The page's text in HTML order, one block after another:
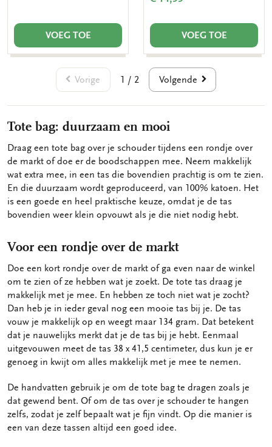
VOEG TOE VOEG TOE
Vorige 1 / 2 Volgende
Tote bag: duurzaam en mooi
Draag een tote bag over je schouder tijdens een rondje over
de markt of doe er de boodschappen mee. Neem makkelijk
wat extra mee, in een tas die bovendien prachtig is om te zien.
En die duurzaam wordt geproduceerd, van 100% katoen. Het
is een goede en heel praktische keuze, omdat je de tas
bovendien weer klein opvouwt als je die niet nodig hebt.
Voor een rondje over de markt
Doe een kort rondje over de markt of ga even naar de winkel
om te zien of ze hebben wat je zoekt. De tote tas draag je
makkelijk met je mee. En hebben ze toch niet wat je zocht?
Dan heb je in ieder geval nog een mooie tas bij je. De tas
vouw je makkelijk op en weegt maar 134 gram. Dat betekent
dat je nauwelijks merkt dat je de tas bij je hebt. Eenmaal
uitgevouwen meet de tas 38 x 41,5 centimeter, dus kun je er
genoeg in kwijt om alles makkelijk met je mee te nemen.
De handvatten gebruik je om de tote bag te dragen zoals je
dat gewend bent. Of om de tas over je schouder te hangen
zelfs, zodat je zelf bepaalt wat je fijn vindt. Op die manier is
een van deze tassen altijd een goed idee.